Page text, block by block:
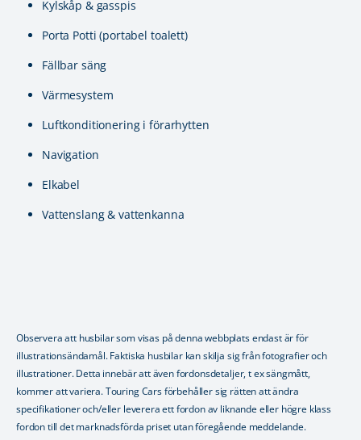
Kylskåp & gasspis
Porta Potti (portabel toalett)
Fällbar säng
Värmesystem
Luftkonditionering i förarhytten
Navigation
Elkabel
Vattenslang & vattenkanna
Observera att husbilar som visas på denna webbplats endast är för
illustrationsändamål. Faktiska husbilar kan skilja sig från fotografier och
illustrationer. Detta innebär att även fordonsdetaljer, t ex sängmått,
kommer att variera. Touring Cars förbehåller sig rätten att ändra
specifikationer och/eller leverera ett fordon av liknande eller högre klass
fordon till det marknadsförda priset utan föregående meddelande.